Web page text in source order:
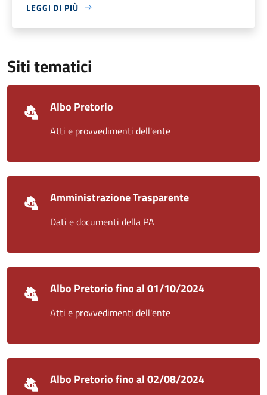
LEGGI DI PIÙ
Siti tematici
Albo Pretorio
Atti e provvedimenti dell'ente
Amministrazione Trasparente
Dati e documenti della PA
Albo Pretorio fino al 01/10/2024
Atti e provvedimenti dell'ente
Albo Pretorio fino al 02/08/2024